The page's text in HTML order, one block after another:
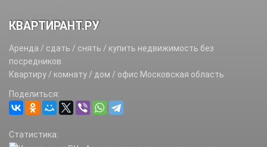
КВАРТИРАНТ.РУ
Аренда / сдать / снять / купить недвижимость без
посредников.
Квартиру / комнату / дом / офис Московская область
Поделиться:
Статистика: